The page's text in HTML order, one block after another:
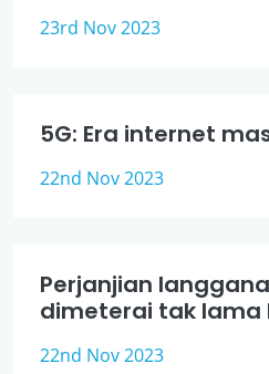
23rd Nov 2023
5G: Era internet
22nd Nov 2023
Perjanjian
dimeterai tak lama
22nd Nov 2023